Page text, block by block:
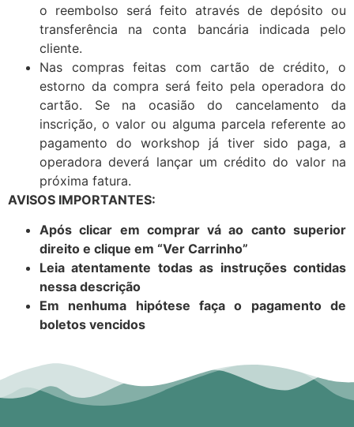
o reembolso será feito através de depósito ou
transferência na conta bancária indicada pelo
cliente.
Nas compras feitas com cartão de crédito, o
estorno da compra será feito pela operadora do
cartão. Se na ocasião do cancelamento da
inscrição, o valor ou alguma parcela referente ao
pagamento do workshop já tiver sido paga, a
operadora deverá lançar um crédito do valor na
próxima fatura.
AVISOS IMPORTANTES:
Após clicar em comprar vá ao canto superior
direito e clique em “Ver Carrinho”
Leia atentamente todas as instruções contidas
nessa descrição
Em nenhuma hipótese faça o pagamento de
boletos vencidos